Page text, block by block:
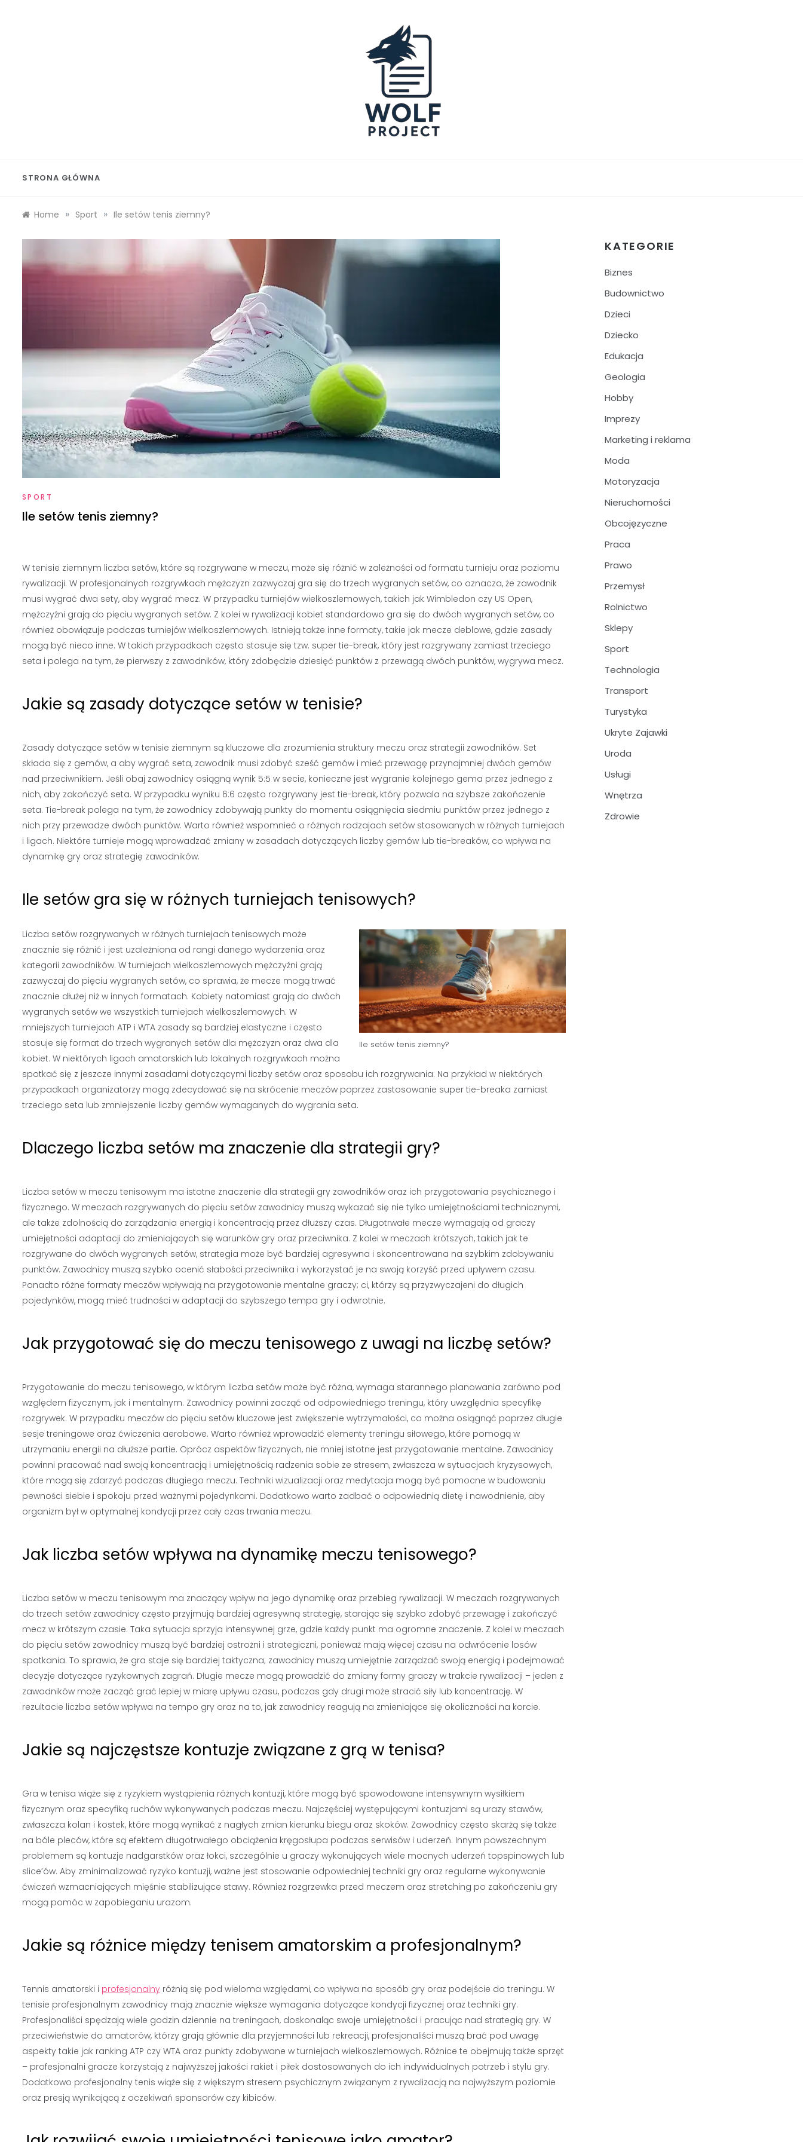
STRONA GŁÓWNA
Home » Sport » Ile setów tenis ziemny?
SPORT
Ile setów tenis ziemny?
W tenisie ziemnym liczba setów, które są rozgrywane w meczu, może się różnić w zależności od formatu turnieju oraz poziomu
rywalizacji. W profesjonalnych rozgrywkach mężczyzn zazwyczaj gra się do trzech wygranych setów, co oznacza, że zawodnik
musi wygrać dwa sety, aby wygrać mecz. W przypadku turniejów wielkoszlemowych, takich jak Wimbledon czy US Open,
mężczyźni grają do pięciu wygranych setów. Z kolei w rywalizacji kobiet standardowo gra się do dwóch wygranych setów, co
również obowiązuje podczas turniejów wielkoszlemowych. Istnieją także inne formaty, takie jak mecze deblowe, gdzie zasady
mogą być nieco inne. W takich przypadkach często stosuje się tzw. super tie-break, który jest rozgrywany zamiast trzeciego
seta i polega na tym, że pierwszy z zawodników, który zdobędzie dziesięć punktów z przewagą dwóch punktów, wygrywa mecz.
Jakie są zasady dotyczące setów w tenisie?
Zasady dotyczące setów w tenisie ziemnym są kluczowe dla zrozumienia struktury meczu oraz strategii zawodników. Set
składa się z gemów, a aby wygrać seta, zawodnik musi zdobyć sześć gemów i mieć przewagę przynajmniej dwóch gemów
nad przeciwnikiem. Jeśli obaj zawodnicy osiągną wynik 5:5 w secie, konieczne jest wygranie kolejnego gema przez jednego z
nich, aby zakończyć seta. W przypadku wyniku 6:6 często rozgrywany jest tie-break, który pozwala na szybsze zakończenie
seta. Tie-break polega na tym, że zawodnicy zdobywają punkty do momentu osiągnięcia siedmiu punktów przez jednego z
nich przy przewadze dwóch punktów. Warto również wspomnieć o różnych rodzajach setów stosowanych w różnych turniejach
i ligach. Niektóre turnieje mogą wprowadzać zmiany w zasadach dotyczących liczby gemów lub tie-breaków, co wpływa na
dynamikę gry oraz strategię zawodników.
Ile setów gra się w różnych turniejach tenisowych?
Ile setów tenis ziemny?
Liczba setów rozgrywanych w różnych turniejach tenisowych może
znacznie się różnić i jest uzależniona od rangi danego wydarzenia oraz
kategorii zawodników. W turniejach wielkoszlemowych mężczyźni grają
zazwyczaj do pięciu wygranych setów, co sprawia, że mecze mogą trwać
znacznie dłużej niż w innych formatach. Kobiety natomiast grają do dwóch
wygranych setów we wszystkich turniejach wielkoszlemowych. W
mniejszych turniejach ATP i WTA zasady są bardziej elastyczne i często
stosuje się format do trzech wygranych setów dla mężczyzn oraz dwa dla
kobiet. W niektórych ligach amatorskich lub lokalnych rozgrywkach można
spotkać się z jeszcze innymi zasadami dotyczącymi liczby setów oraz sposobu ich rozgrywania. Na przykład w niektórych
przypadkach organizatorzy mogą zdecydować się na skrócenie meczów poprzez zastosowanie super tie-breaka zamiast
trzeciego seta lub zmniejszenie liczby gemów wymaganych do wygrania seta.
Dlaczego liczba setów ma znaczenie dla strategii gry?
Liczba setów w meczu tenisowym ma istotne znaczenie dla strategii gry zawodników oraz ich przygotowania psychicznego i
fizycznego. W meczach rozgrywanych do pięciu setów zawodnicy muszą wykazać się nie tylko umiejętnościami technicznymi,
ale także zdolnością do zarządzania energią i koncentracją przez dłuższy czas. Długotrwałe mecze wymagają od graczy
umiejętności adaptacji do zmieniających się warunków gry oraz przeciwnika. Z kolei w meczach krótszych, takich jak te
rozgrywane do dwóch wygranych setów, strategia może być bardziej agresywna i skoncentrowana na szybkim zdobywaniu
punktów. Zawodnicy muszą szybko ocenić słabości przeciwnika i wykorzystać je na swoją korzyść przed upływem czasu.
Ponadto różne formaty meczów wpływają na przygotowanie mentalne graczy; ci, którzy są przyzwyczajeni do długich
pojedynków, mogą mieć trudności w adaptacji do szybszego tempa gry i odwrotnie.
Jak przygotować się do meczu tenisowego z uwagi na liczbę setów?
Przygotowanie do meczu tenisowego, w którym liczba setów może być różna, wymaga starannego planowania zarówno pod
względem fizycznym, jak i mentalnym. Zawodnicy powinni zacząć od odpowiedniego treningu, który uwzględnia specyfikę
rozgrywek. W przypadku meczów do pięciu setów kluczowe jest zwiększenie wytrzymałości, co można osiągnąć poprzez długie
sesje treningowe oraz ćwiczenia aerobowe. Warto również wprowadzić elementy treningu siłowego, które pomogą w
utrzymaniu energii na dłuższe partie. Oprócz aspektów fizycznych, nie mniej istotne jest przygotowanie mentalne. Zawodnicy
powinni pracować nad swoją koncentracją i umiejętnością radzenia sobie ze stresem, zwłaszcza w sytuacjach kryzysowych,
które mogą się zdarzyć podczas długiego meczu. Techniki wizualizacji oraz medytacja mogą być pomocne w budowaniu
pewności siebie i spokoju przed ważnymi pojedynkami. Dodatkowo warto zadbać o odpowiednią dietę i nawodnienie, aby
organizm był w optymalnej kondycji przez cały czas trwania meczu.
Jak liczba setów wpływa na dynamikę meczu tenisowego?
Liczba setów w meczu tenisowym ma znaczący wpływ na jego dynamikę oraz przebieg rywalizacji. W meczach rozgrywanych
do trzech setów zawodnicy często przyjmują bardziej agresywną strategię, starając się szybko zdobyć przewagę i zakończyć
mecz w krótszym czasie. Taka sytuacja sprzyja intensywnej grze, gdzie każdy punkt ma ogromne znaczenie. Z kolei w meczach
do pięciu setów zawodnicy muszą być bardziej ostrożni i strategiczni, ponieważ mają więcej czasu na odwrócenie losów
spotkania. To sprawia, że gra staje się bardziej taktyczna; zawodnicy muszą umiejętnie zarządzać swoją energią i podejmować
decyzje dotyczące ryzykownych zagrań. Długie mecze mogą prowadzić do zmiany formy graczy w trakcie rywalizacji – jeden z
zawodników może zacząć grać lepiej w miarę upływu czasu, podczas gdy drugi może stracić siły lub koncentrację. W
rezultacie liczba setów wpływa na tempo gry oraz na to, jak zawodnicy reagują na zmieniające się okoliczności na korcie.
Jakie są najczęstsze kontuzje związane z grą w tenisa?
Gra w tenisa wiąże się z ryzykiem wystąpienia różnych kontuzji, które mogą być spowodowane intensywnym wysiłkiem
fizycznym oraz specyfiką ruchów wykonywanych podczas meczu. Najczęściej występującymi kontuzjami są urazy stawów,
zwłaszcza kolan i kostek, które mogą wynikać z nagłych zmian kierunku biegu oraz skoków. Zawodnicy często skarżą się także
na bóle pleców, które są efektem długotrwałego obciążenia kręgosłupa podczas serwisów i uderzeń. Innym powszechnym
problemem są kontuzje nadgarstków oraz łokci, szczególnie u graczy wykonujących wiele mocnych uderzeń topspinowych lub
slice’ów. Aby zminimalizować ryzyko kontuzji, ważne jest stosowanie odpowiedniej techniki gry oraz regularne wykonywanie
ćwiczeń wzmacniających mięśnie stabilizujące stawy. Również rozgrzewka przed meczem oraz stretching po zakończeniu gry
mogą pomóc w zapobieganiu urazom.
Jakie są różnice między tenisem amatorskim a profesjonalnym?
Tennis amatorski i profesjonalny różnią się pod wieloma względami, co wpływa na sposób gry oraz podejście do treningu. W
tenisie profesjonalnym zawodnicy mają znacznie większe wymagania dotyczące kondycji fizycznej oraz techniki gry.
Profesjonaliści spędzają wiele godzin dziennie na treningach, doskonaląc swoje umiejętności i pracując nad strategią gry. W
przeciwieństwie do amatorów, którzy grają głównie dla przyjemności lub rekreacji, profesjonaliści muszą brać pod uwagę
aspekty takie jak ranking ATP czy WTA oraz punkty zdobywane w turniejach wielkoszlemowych. Różnice te obejmują także sprzęt
– profesjonalni gracze korzystają z najwyższej jakości rakiet i piłek dostosowanych do ich indywidualnych potrzeb i stylu gry.
Dodatkowo profesjonalny tenis wiąże się z większym stresem psychicznym związanym z rywalizacją na najwyższym poziomie
oraz presją wynikającą z oczekiwań sponsorów czy kibiców.
KATEGORIE
Biznes
Budownictwo
Dzieci
Dziecko
Edukacja
Geologia
Hobby
Imprezy
Marketing i reklama
Moda
Motoryzacja
Nieruchomości
Obcojęzyczne
Praca
Prawo
Przemysł
Rolnictwo
Sklepy
Sport
Technologia
Transport
Turystyka
Ukryte Zajawki
Uroda
Usługi
Wnętrza
Zdrowie